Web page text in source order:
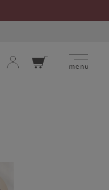
menu